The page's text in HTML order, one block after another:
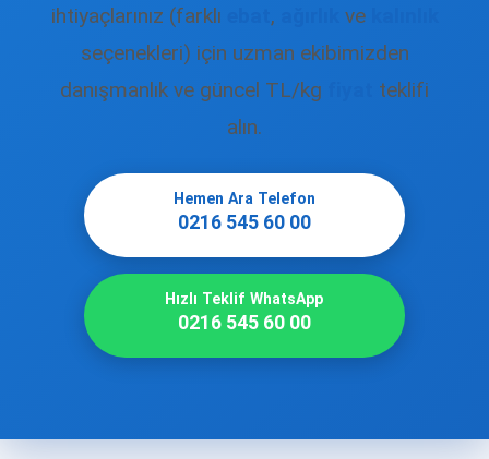
ihtiyaçlarınız (farklı
, ve
seçenekleri) için uzman ekibimizden
danışmanlık ve güncel TL/kg
teklifi
alın.
Hemen Ara Telefon
0216 545 60 00
Hızlı Teklif WhatsApp
0216 545 60 00